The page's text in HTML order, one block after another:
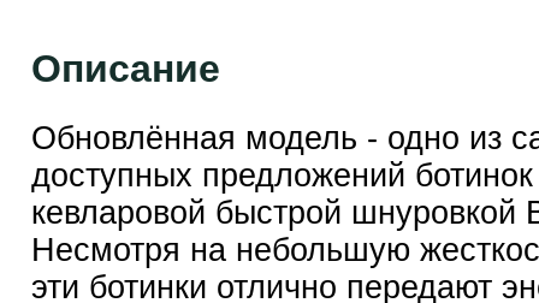
Описание
Обновлённая модель - одно из
доступных предложений ботинок
кевларовой быстрой шнуровкой
Несмотря на небольшую
эти ботинки отлично передают